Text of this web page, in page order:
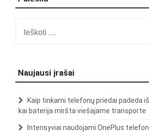
Naujausi įrašai
Kaip tinkami telefonų priedai padeda
kai baterija miršta viešajame transporte
Intensyviai naudojami OnePlus